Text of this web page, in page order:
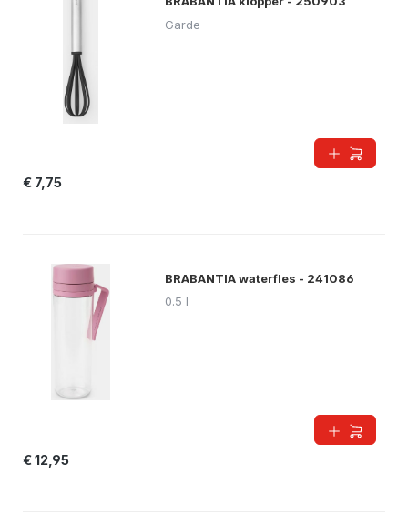
Garde
€ 7,75
BRABANTIA waterfles - 241086
0.5 l
€ 12,95